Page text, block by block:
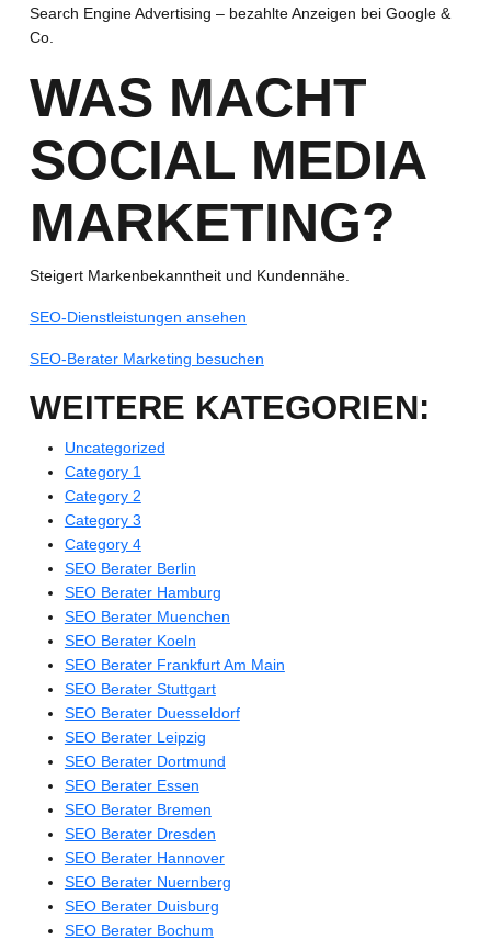
Search Engine Advertising – bezahlte Anzeigen bei Google &
Co.
WAS MACHT
SOCIAL MEDIA
MARKETING?
Steigert Markenbekanntheit und Kundennähe.
SEO-Dienstleistungen ansehen
SEO-Berater Marketing besuchen
WEITERE KATEGORIEN:
Uncategorized
Category 1
Category 2
Category 3
Category 4
SEO Berater Berlin
SEO Berater Hamburg
SEO Berater Muenchen
SEO Berater Koeln
SEO Berater Frankfurt Am Main
SEO Berater Stuttgart
SEO Berater Duesseldorf
SEO Berater Leipzig
SEO Berater Dortmund
SEO Berater Essen
SEO Berater Bremen
SEO Berater Dresden
SEO Berater Hannover
SEO Berater Nuernberg
SEO Berater Duisburg
SEO Berater Bochum